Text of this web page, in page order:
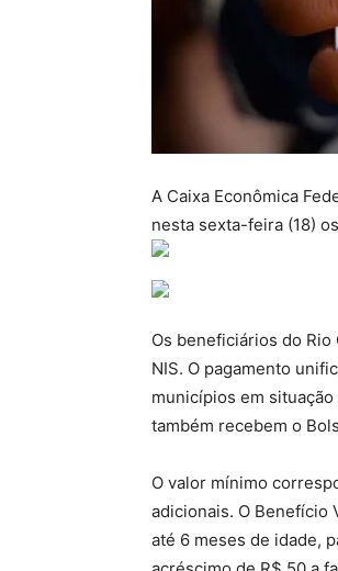
A Caixa Econômica
nesta sexta-feira (18)
Os beneficiários do
NIS. O pagamento
municípios em
também recebem o
O valor mínimo
adicionais. O Benefício
até 6 meses de idade,